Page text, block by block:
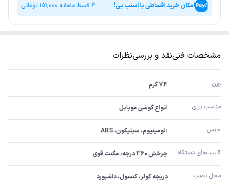
امکان خرید اقساطی با اسنپ پی! 4 قسط ماهانه 151,000 تومانی
مشخصات فنینقد و بررسینظرات
وزن 74 گرم
مناسب برای انواع گوشی موبایل
جنس آلومینیوم، سیلیکون، ABS
قابیت‌های دستگاه چرخش 360 درجه، مگنت قوی
محل نصب دریچه کولر، کنسول، داشبورد